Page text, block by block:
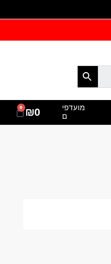
מועדפי
ם
₪0
0